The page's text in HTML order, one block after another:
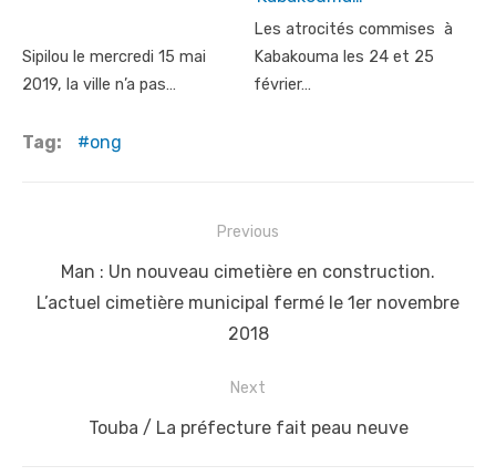
Sipilou le mercredi 15 mai
2019, la ville n’a pas…
Les atrocités commises à
Kabakouma les 24 et 25
février…
Tag: ong
navigation
Previous
Previous
post:
Man : Un nouveau cimetière en construction.
L’actuel cimetière municipal fermé le 1er novembre
2018
Next
Next
Touba / La préfecture fait peau neuve